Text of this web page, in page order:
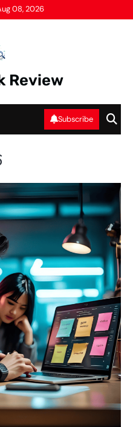
08, 2026
Review
Subscribe